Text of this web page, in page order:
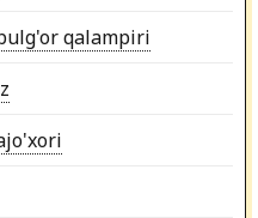
qalampiri